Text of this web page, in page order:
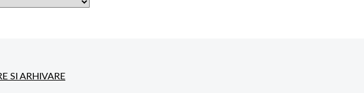
SI ARHIVARE